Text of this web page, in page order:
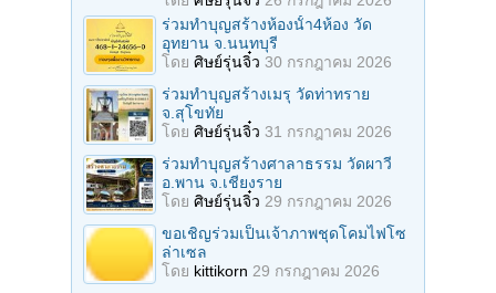
ร่วมทําบุญสร้างห้องนั้า4ห้อง วัด
อุทยาน จ.นนทบุรี
โดย ศิษย์รุ่นจิ๋ว 30 กรกฎาคม 2026
ร่วมทําบุญสร้างเมรุ วัดท่าทราย
จ.สุโขทัย
โดย ศิษย์รุ่นจิ๋ว 31 กรกฎาคม 2026
ร่วมทําบุญสร้างศาลาธรรม วัดผาวี
อ.พาน จ.เชียงราย
โดย ศิษย์รุ่นจิ๋ว 29 กรกฎาคม 2026
ขอเชิญร่วมเป็นเจ้าภาพชุดโคมไฟโซ
ล่าเซล
โดย kittikorn 29 กรกฎาคม 2026